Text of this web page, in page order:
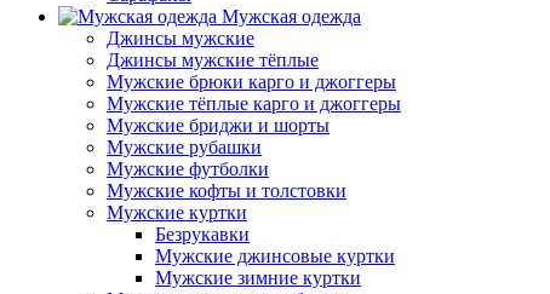
Мужская одежда
Джинсы мужские
Джинсы мужские тёплые
Мужские брюки карго и джоггеры
Мужские тёплые карго и джоггеры
Мужские бриджи и шорты
Мужские рубашки
Мужские футболки
Мужские кофты и толстовки
Мужские куртки
Безрукавки
Мужские джинсовые куртки
Мужские зимние куртки